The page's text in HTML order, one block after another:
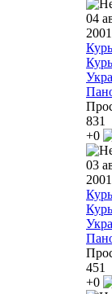
04
831
+0
03
451
+0